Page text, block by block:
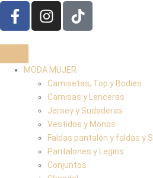
MODA MUJER
Camisetas, Top y Bodies
Camisas y Lenceras
Jersey y Sudaderas
Vestidos y Monos
Faldas pantalón y faldas y
Pantalones y Legins
Conjuntos